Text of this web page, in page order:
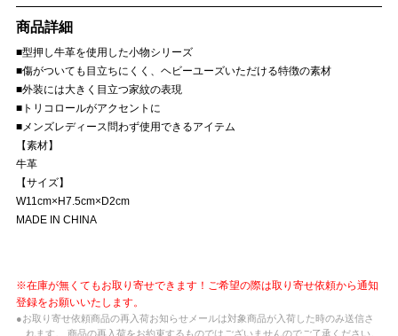
商品詳細
■型押し牛革を使用した小物シリーズ
■傷がついても目立ちにくく、ヘビーユーズいただける特徴の素材
■外装には大きく目立つ家紋の表現
■トリコロールがアクセントに
■メンズレディース問わず使用できるアイテム
【素材】
牛革
【サイズ】
W11cm×H7.5cm×D2cm
MADE IN CHINA
※在庫が無くてもお取り寄せできます！ご希望の際は取り寄せ依頼から通知
登録をお願いいたします。
●お取り寄せ依頼商品の再入荷お知らせメールは対象商品が入荷した時のみ送信さ
れます。 商品の再入荷をお約束するものではございませんのでご了承ください。